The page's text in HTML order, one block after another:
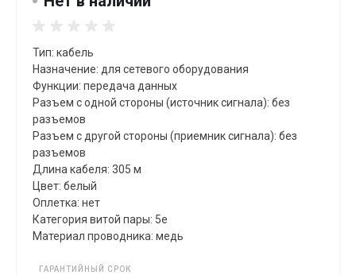
Тип: кабель
Назначение: для сетевого оборудования
Функции: передача данных
Разъем с одной стороны (источник сигнала): без
разъемов
Разъем с другой стороны (приемник сигнала): без
разъемов
Длина кабеля: 305 м
Цвет: белый
Оплетка: нет
Категория витой пары: 5e
Материал проводника: медь
ГАРАНТИЙНЫЙ СРОК